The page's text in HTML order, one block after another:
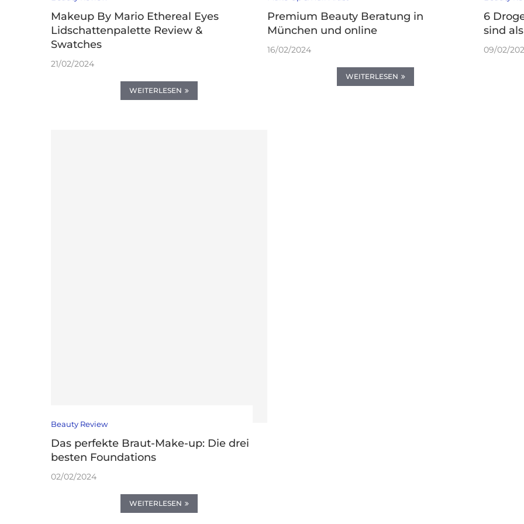
Makeup By Mario Ethereal Eyes
Lidschattenpalette Review &
Swatches
21/02/2024
WEITERLESEN
Premium Beauty Beratung in
München und online
16/02/2024
WEITERLESEN
6
sind
09/02/
Beauty Review
Das perfekte Braut-Make-up: Die drei
besten Foundations
02/02/2024
WEITERLESEN